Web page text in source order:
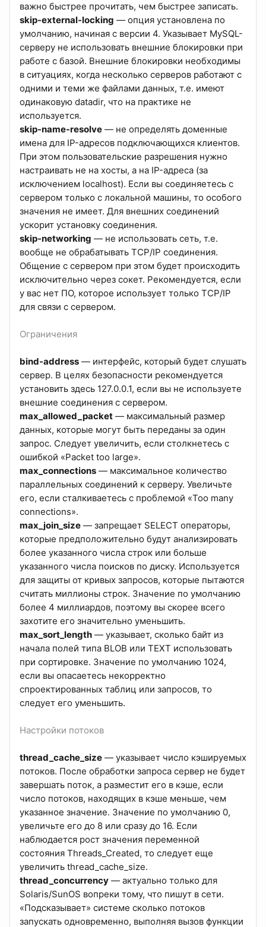
важно быстрее прочитать, чем быстрее записать.
skip-external-locking — опция установлена по
умолчанию, начиная с версии 4. Указывает MySQL-
серверу не использовать внешние блокировки при
работе с базой. Внешние блокировки необходимы
в ситуациях, когда несколько серверов работают с
одними и теми же файлами данных, т.е. имеют
одинаковую datadir, что на практике не
используется.
skip-name-resolve — не определять доменные
имена для IP-адресов подключающихся клиентов.
При этом пользовательские разрешения нужно
настраивать не на хосты, а на IP-адреса (за
исключением localhost). Если вы соединяетесь с
сервером только с локальной машины, то особого
значения не имеет. Для внешних соединений
ускорит установку соединения.
skip-networking — не использовать сеть, т.е.
вообще не обрабатывать TCP/IP соединения.
Общение с сервером при этом будет происходить
исключительно через сокет. Рекомендуется, если
у вас нет ПО, которое использует только TCP/IP
для связи с сервером.
Ограничения
bind-address — интерфейс, который будет слушать
сервер. В целях безопасности рекомендуется
установить здесь 127.0.0.1, если вы не используете
внешние соединения с сервером.
max_allowed_packet — максимальный размер
данных, которые могут быть переданы за один
запрос. Следует увеличить, если столкнетесь с
ошибкой «Packet too large».
max_connections — максимальное количество
параллельных соединений к серверу. Увеличьте
его, если сталкиваетесь с проблемой «Too many
connections».
max_join_size — запрещает SELECT операторы,
которые предположительно будут анализировать
более указанного числа строк или больше
указанного числа поисков по диску. Используется
для защиты от кривых запросов, которые пытаются
считать миллионы строк. Значение по умолчанию
более 4 миллиардов, поэтому вы скорее всего
захотите его значительно уменьшить.
max_sort_length — указывает, сколько байт из
начала полей типа BLOB или TEXT использовать
при сортировке. Значение по умолчанию 1024,
если вы опасаетесь некорректно
спроектированных таблиц или запросов, то
следует его уменьшить.
Настройки потоков
thread_cache_size — указывает число кэшируемых
потоков. После обработки запроса сервер не будет
завершать поток, а разместит его в кэше, если
число потоков, находящих в кэше меньше, чем
указанное значение. Значение по умолчанию 0,
увеличьте его до 8 или сразу до 16. Если
наблюдается рост значения переменной
состояния Threads_Created, то следует еще
увеличить thread_cache_size.
thread_concurrency — актуально только для
Solaris/SunOS вопреки тому, что пишут в сети.
«Подсказывает» системе сколько потоков
запускать одновременно, выполняя вызов функции